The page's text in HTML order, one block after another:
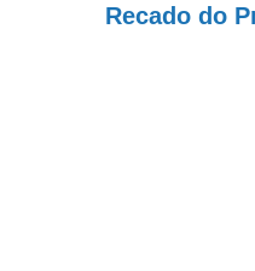
Recado do